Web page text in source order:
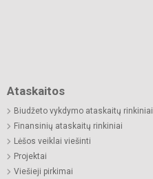
Ataskaitos
Biudžeto vykdymo ataskaitų rinkiniai
Finansinių ataskaitų rinkiniai
Lėšos veiklai viešinti
Projektai
Viešieji pirkimai